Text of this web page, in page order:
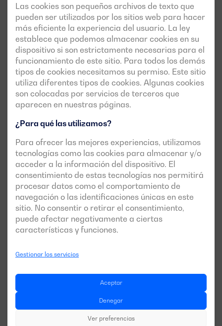
Las cookies son pequeños archivos de texto que
pueden ser utilizados por los sitios web para hacer
más eficiente la experiencia del usuario. La ley
establece que podemos almacenar cookies en su
dispositivo si son estrictamente necesarias para el
funcionamiento de este sitio. Para todos los demás
tipos de cookies necesitamos su permiso. Este sitio
utiliza diferentes tipos de cookies. Algunas cookies
son colocadas por servicios de terceros que
aparecen en nuestras páginas.
¿Para qué las utilizamos?
Para ofrecer las mejores experiencias, utilizamos
tecnologías como las cookies para almacenar y/o
acceder a la información del dispositivo. El
consentimiento de estas tecnologías nos permitirá
procesar datos como el comportamiento de
navegación o las identificaciones únicas en este
sitio. No consentir o retirar el consentimiento,
puede afectar negativamente a ciertas
características y funciones.
Gestionar los servicios
Aceptar
Denegar
Ver preferencias
eléctrico de la nueva unidad de
investigación iBet Biofarma en
Portugal
APLICACIÓN
Dagartech completa con éxito la
instalación de un grupo electrógeno de
Alta Potencia en la bodega de Pago de